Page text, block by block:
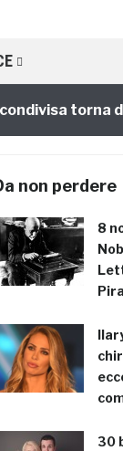
torna di
non perdere
8
30